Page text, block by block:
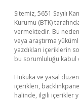
Sitemiz, 5651 Sayılı
Kurumu (BTK)
vermektedir. Bu
veya araştırma
yazdıkları içeriklerin
bu sorumluluğu kabul
Hukuka ve yasal
içerikleri,
halinde, ilgili içerikler